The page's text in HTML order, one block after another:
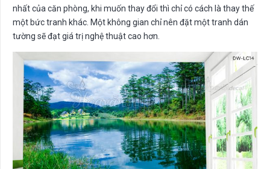
nhất của căn phòng, khi muốn thay đổi thì chỉ có cách là thay thế
một bức tranh khác. Một không gian chỉ nên đặt một tranh dán
tường sẽ đạt giá trị nghệ thuật cao hơn.